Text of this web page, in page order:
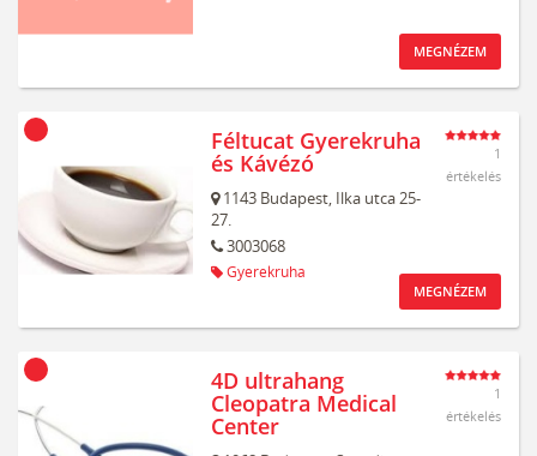
MEGNÉZEM
Féltucat Gyerekruha
és Kávézó
1143 Budapest, Ilka utca 25-
27.
3003068
Gyerekruha
1
értékelés
MEGNÉZEM
4D ultrahang
Cleopatra Medical
Center
1
értékelés